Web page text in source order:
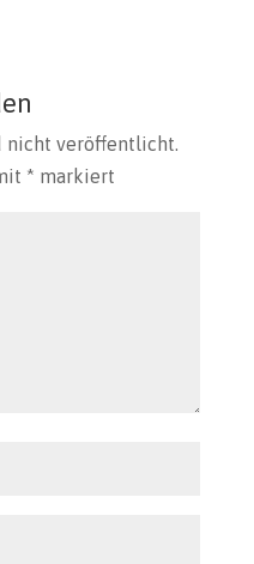
nicht veröffentlicht.
* markiert